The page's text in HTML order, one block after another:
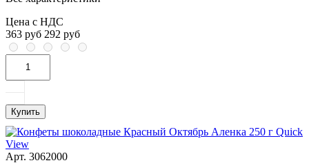
Цена с НДС
363 руб 292 руб
Купить
Quick
View
Арт. 3062000